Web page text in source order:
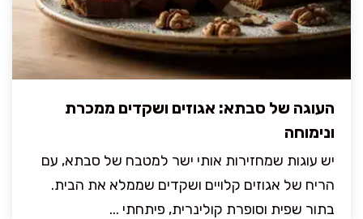
העוגה של סבתא: אגוזים ושקדים ממכרת
ונימוחה
יש עוגות שמחזירות אותי ישר למטבח של סבתא, עם
הריח של אגוזים קלויים ושקדים שממלא את הבית.
בתור שפית וסופרת קולינרית, פיתחתי ...